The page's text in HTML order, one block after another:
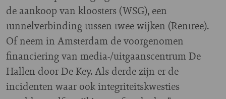
de aankoop van kloosters (WSG), een
tunnelverbinding tussen twee wijken (Rentree).
Of neem in Amsterdam de voorgenomen
financiering van media-/uitgaanscentrum De
Hallen door De Key. Als derde zijn er de
incidenten waar ook integriteitskwesties